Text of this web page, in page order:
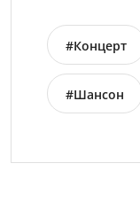
#Концерт
#Шансон